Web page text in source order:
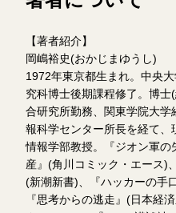
【著者紹介】
岡嶋裕史(おかじまゆうし)
1972年東京都生まれ。中央
究科博士後期課程修了。博
合研究所勤務、関東学院大学
報科学センター所長を経て、
情報学部教授。『ジオン軍の
産』(角川コミック・エース)
(新潮新書)、『ハッカーの手
『思考からの逃走』(日本経